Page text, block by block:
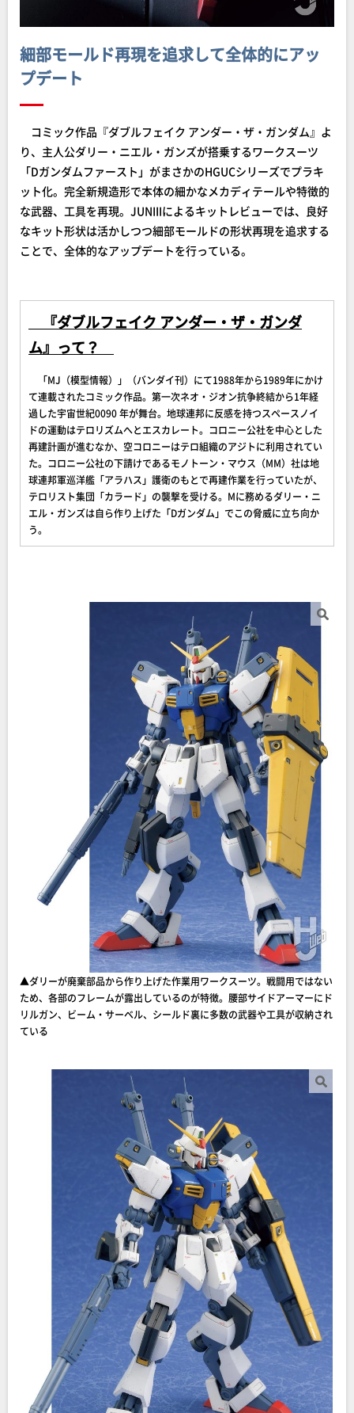
細部モールド再現を追求して全体的にアッ
プデート
コミック作品『ダブルフェイク アンダー・ザ・ガンダム』よ
り、主人公ダリー・ニエル・ガンズが搭乗するワークスーツ
「Dガンダムファースト」がまさかのHGUCシリーズでプラキ
ット化。完全新規造形で本体の細かなメカディテールや特徴的
な武器、工具を再現。JUNIIIによるキットレビューでは、良好
なキット形状は活かしつつ細部モールドの形状再現を追求する
ことで、全体的なアップデートを行っている。
『ダブルフェイク アンダー・ザ・ガンダ
ム』って？
「MJ（模型情報）」（バンダイ刊）にて1988年から1989年にかけ
て連載されたコミック作品。第一次ネオ・ジオン抗争終結から1年経
過した宇宙世紀0090 年が舞台。地球連邦に反感を持つスペースノイ
ドの運動はテロリズムへとエスカレート。コロニー公社を中心とした
再建計画が進むなか、空コロニーはテロ組織のアジトに利用されてい
た。コロニー公社の下請けであるモノトーン・マウス（MM）社は地
球連邦軍巡洋艦「アラハス」護衛のもとで再建作業を行っていたが、
テロリスト集団「カラード」の襲撃を受ける。Mに務めるダリー・ニ
エル・ガンズは自ら作り上げた「Dガンダム」でこの脅威に立ち向か
う。
▲ダリーが廃棄部品から作り上げた作業用ワークスーツ。戦闘用ではない
ため、各部のフレームが露出しているのが特徴。腰部サイドアーマーにド
リルガン、ビーム・サーベル、シールド裏に多数の武器や工具が収納され
ている